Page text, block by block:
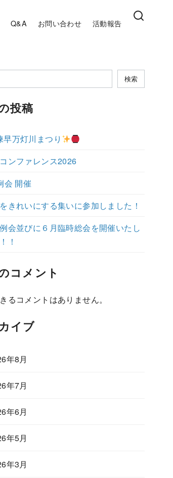
Q&A お問い合わせ 活動報告
検索
投稿
早万灯川まつり
ンファレンス2026
会 開催
きれいにする集いに参加しました！
会並びに６月臨時総会を開催いたし
！
コメント
るコメントはありません。
イブ
年8月
年7月
年6月
年5月
年3月